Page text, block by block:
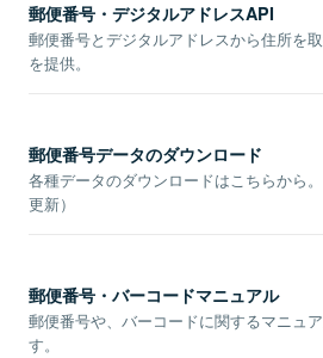
郵便番号・デジタルアドレスAPI
郵便番号とデジタルアドレスから住所を
を提供。
郵便番号データのダウンロード
各種データのダウンロードはこちらから
更新）
郵便番号・バーコードマニュアル
郵便番号や、バーコードに関するマニュ
す。